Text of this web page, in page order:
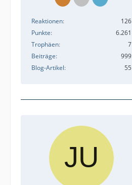
Reaktionen
126
Punkte
6.261
Trophäen
7
Beiträge
999
Blog-Artikel
55